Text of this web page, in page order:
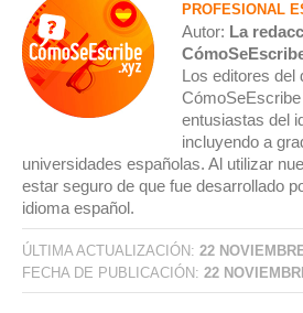
PROFESIONAL
Autor: La
Los editores del
entusiastas del
incluyendo a
universidades españolas. Al utilizar
estar seguro de que fue desarrollado
idioma español.
ÚLTIMA ACTUALIZACIÓN: 22
FECHA DE PUBLICACIÓN: 22